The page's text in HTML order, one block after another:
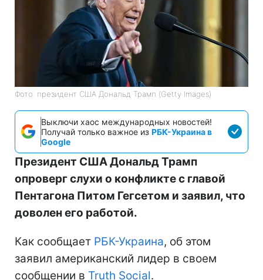
Фото: президент США Дональд Трамп (Getty Images)
Выключи хаос международных новостей!
Получай только важное из РБК-Украина в
Google
Президент США Дональд Трамп
опроверг слухи о конфликте с главой
Пентагона Питом Гегсетом и заявил, что
доволен его работой.
Как сообщает РБК-Украина, об этом
заявил американский лидер в своем
сообщении в Truth Social.